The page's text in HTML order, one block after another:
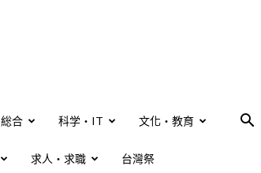
総合 科学・IT 文化・教育
求人・求職 台灣祭